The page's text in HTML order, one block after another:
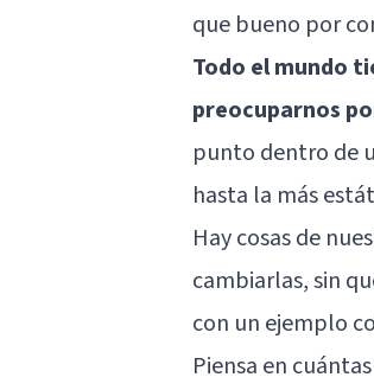
que bueno por
Todo el mundo
preocuparnos
punto dentro de
hasta la más
Hay cosas de
cambiarlas, sin
con un ejemplo
Piensa en